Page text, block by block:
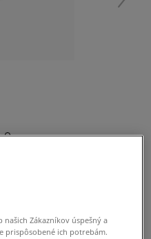
Zákazníkov úspešný a
prispôsobené ich potrebám.